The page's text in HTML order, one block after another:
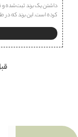
داشتن یک برند ثبت‌شده و
کرده است. این برند که در